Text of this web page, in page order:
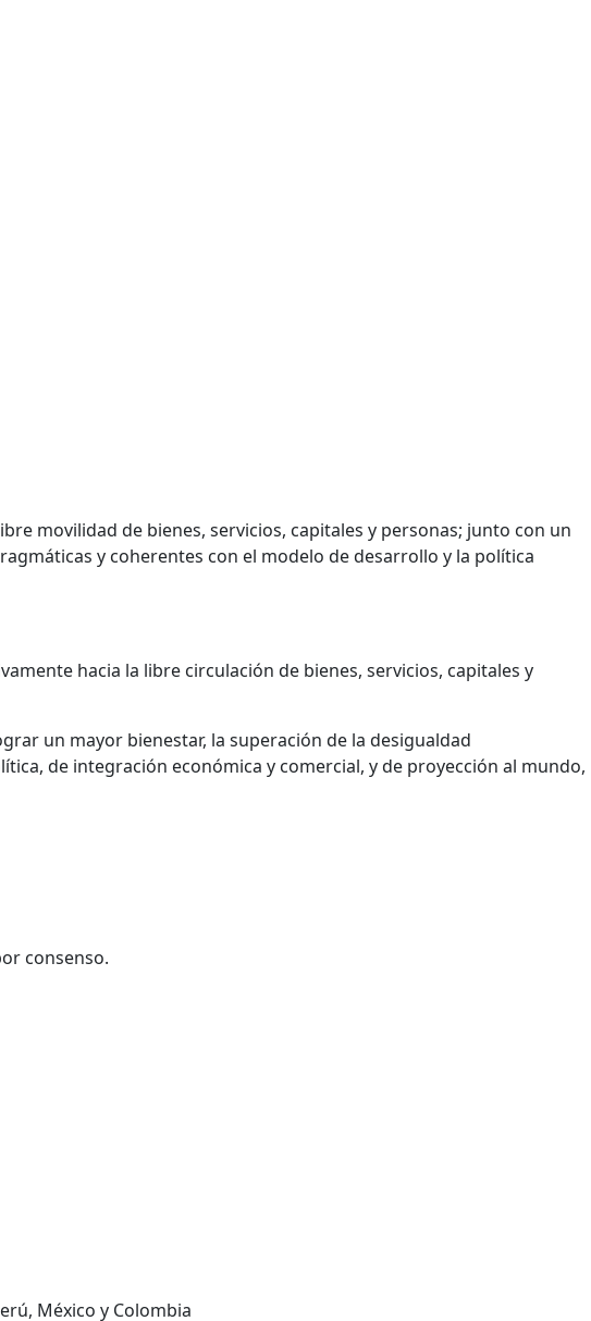
movilidad de bienes, servicios, capitales y personas; junto con un
y coherentes con el modelo de desarrollo y la política
hacia la libre circulación de bienes, servicios, capitales y
un mayor bienestar, la superación de la desigualdad
de integración económica y comercial, y de proyección al mundo,
consenso.
México y Colombia